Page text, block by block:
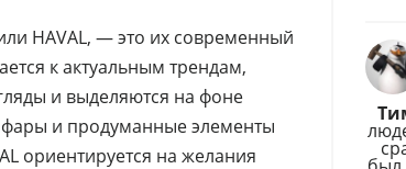
HAVAL, — это их современный
к актуальным трендам,
и выделяются на фоне
и продуманные элементы
ориентируется на желания